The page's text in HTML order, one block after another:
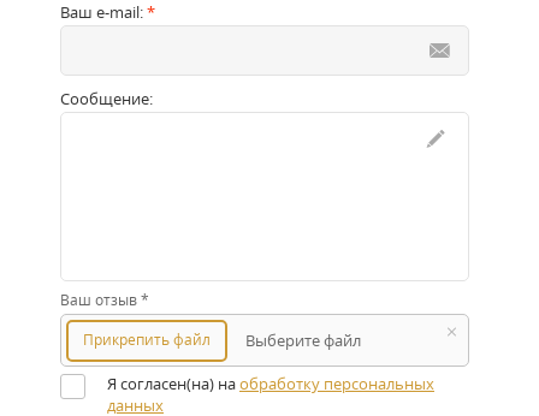
Ваш e-mail:*
Сообщение:
Ваш отзыв*
Прикрепить файл
Выберите файл
Я согласен(на) наобработку персональных
данных